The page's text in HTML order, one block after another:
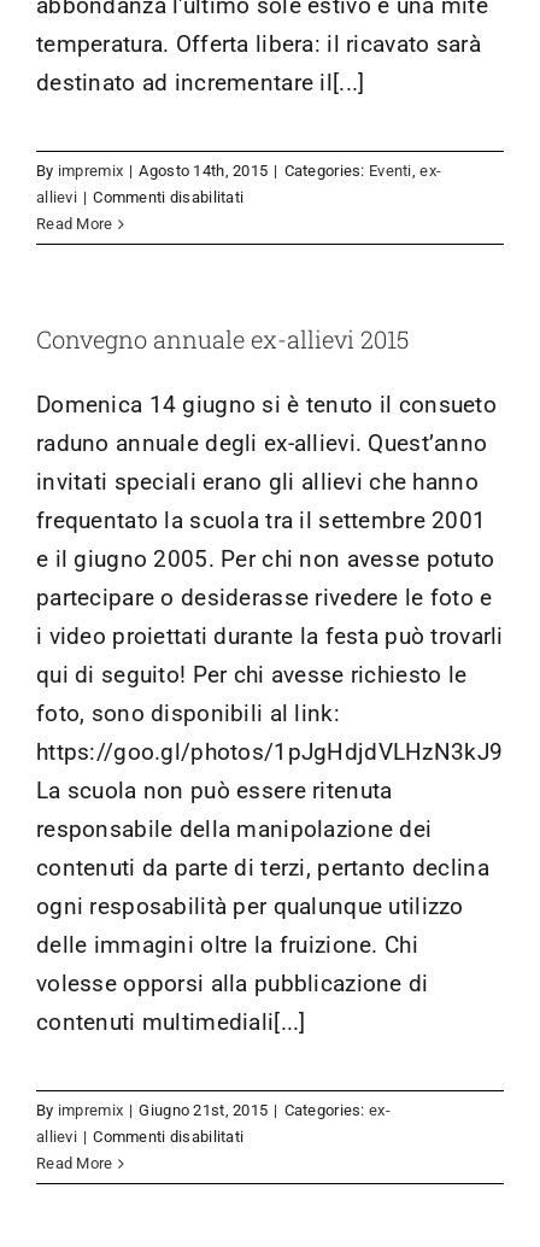
abbondanza l'ultimo sole estivo e una mite
temperatura. Offerta libera: il ricavato sarà
destinato ad incrementare il[...]
By impremix | Agosto 14th, 2015 | Categories: Eventi,ex-
allievi | Commenti disabilitatisu
della
Read More
Convegno annuale ex-allievi 2015
Domenica 14 giugno si è tenuto il consueto
raduno annuale degli ex-allievi. Quest’anno
invitati speciali erano gli allievi che hanno
frequentato la scuola tra il settembre 2001
e il giugno 2005. Per chi non avesse potuto
partecipare o desiderasse rivedere le foto e
i video proiettati durante la festa può trovarli
qui di seguito! Per chi avesse richiesto le
foto, sono disponibili al link:
https://goo.gl/photos/1pJgHdjdVLHzN3kJ9
La scuola non può essere ritenuta
responsabile della manipolazione dei
contenuti da parte di terzi, pertanto declina
ogni resposabilità per qualunque utilizzo
delle immagini oltre la fruizione. Chi
volesse opporsi alla pubblicazione di
contenuti multimediali[...]
By impremix | Giugno 21st, 2015 | Categories: ex-
allievi | Commenti disabilitatisu
annuale
Read More